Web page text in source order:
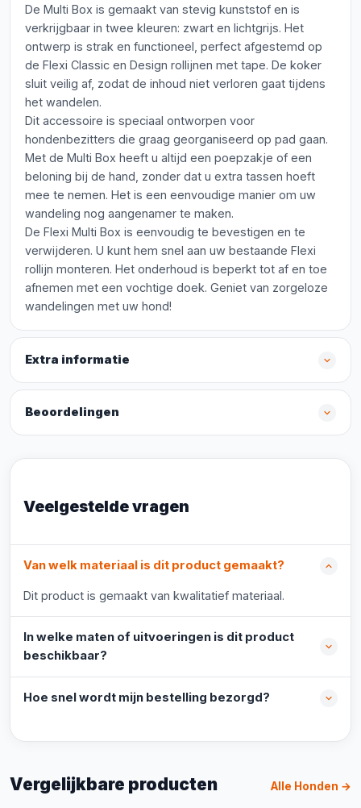
De Multi Box is gemaakt van stevig kunststof en is
verkrijgbaar in twee kleuren: zwart en lichtgrijs. Het
ontwerp is strak en functioneel, perfect afgestemd op
de Flexi Classic en Design rollijnen met tape. De koker
sluit veilig af, zodat de inhoud niet verloren gaat tijdens
het wandelen.
Dit accessoire is speciaal ontworpen voor
hondenbezitters die graag georganiseerd op pad gaan.
Met de Multi Box heeft u altijd een poepzakje of een
beloning bij de hand, zonder dat u extra tassen hoeft
mee te nemen. Het is een eenvoudige manier om uw
wandeling nog aangenamer te maken.
De Flexi Multi Box is eenvoudig te bevestigen en te
verwijderen. U kunt hem snel aan uw bestaande Flexi
rollijn monteren. Het onderhoud is beperkt tot af en toe
afnemen met een vochtige doek. Geniet van zorgeloze
wandelingen met uw hond!
Extra informatie
Beoordelingen
Veelgestelde vragen
Van welk materiaal is dit product gemaakt?
Dit product is gemaakt van kwalitatief materiaal.
In welke maten of uitvoeringen is dit product
beschikbaar?
Hoe snel wordt mijn bestelling bezorgd?
Vergelijkbare producten Alle Honden →